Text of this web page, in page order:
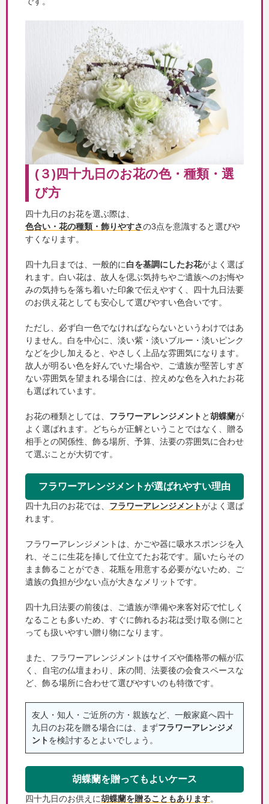
(３)四十九日のお花の色・種類・選
び方
四十九日のお花を選ぶ際は、
色合い・花の種類・飾りやすさの3点を意識すると選びや
すくなります。
四十九日までは、一般的に白を基調にしたお花がよく選ば
れます。白い花は、故人を偲ぶ気持ちやご遺族へのお悔や
みの気持ちを落ち着いた印象で伝えやすく、四十九日法要
のお供え花としても安心して選びやすい色合いです。
ただし、必ず白一色でなければならないというわけではあ
りません。白を中心に、淡い紫・淡いブルー・淡いピンク
などを少し加えると、やさしく上品な雰囲気になります。
故人が明るい色を好んでいた場合や、ご遺族が堅苦しすぎ
ない雰囲気を望まれる場合には、控えめな色を入れたお花
も選ばれています。
お花の種類としては、 フラワーアレンジメント と胡蝶蘭が
よく選ばれます。どちらが正解ということではなく、贈る
相手との関係性、飾る場所、予算、法要の雰囲気に合わせ
て選ぶことが大切です。
フラワーアレンジメントが選ばれやすい理由
四十九日のお花では、 フラワーアレンジメントがよく選ば
れます。
フラワーアレンジメントは、かごや器に吸水スポンジを入
れ、そこに生花を挿して仕立てたお花です。届いたらその
まま飾ることができ、花瓶を用意する必要がないため、ご
遺族の負担が少ない点が大きなメリットです。
四十九日法要の前後は、ご遺族が準備や来客対応で忙しく
なることも多いため、すぐに飾れるお花は受け取る側にと
っても扱いやすい贈り物になります。
また、フラワーアレンジメントはサイズや価格帯の幅が広
く、自宅の仏壇まわり、床の間、法要後の会食スペースな
ど、飾る場所に合わせて選びやすいのも特徴です。
友人・知人・ご近所の方・親族など、一般家庭へ四十
九日のお花を贈る場合には、まずフラワーアレンジメ
ントを検討するとよいでしょう。
胡蝶蘭を贈ってもよいケース
四十九日のお供えに胡蝶蘭を贈ることもあります。